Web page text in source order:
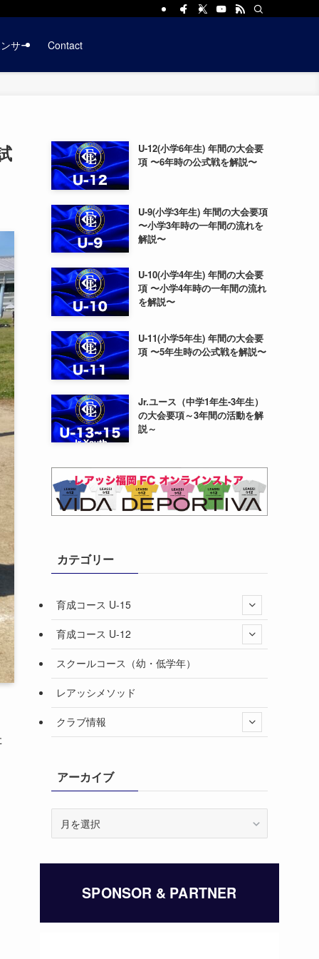
サー Contact
U-12(小学6年生) 年間の大会要
項 〜6年時の公式戦を解説〜
U-9(小学3年生) 年間の大会要項
〜小学3年時の一年間の流れを
解説〜
U-10(小学4年生) 年間の大会要
項 〜小学4年時の一年間の流れ
を解説〜
U-11(小学5年生) 年間の大会要
項 〜5年生時の公式戦を解説〜
Jr.ユース（中学1年生-3年生）
の大会要項～3年間の活動を解
説～
カテゴリー
育成コース U-15
育成コース U-12
スクールコース（幼・低学年）
レアッシメソッド
クラブ情報
アーカイブ
イ
SPONSOR & PARTNER